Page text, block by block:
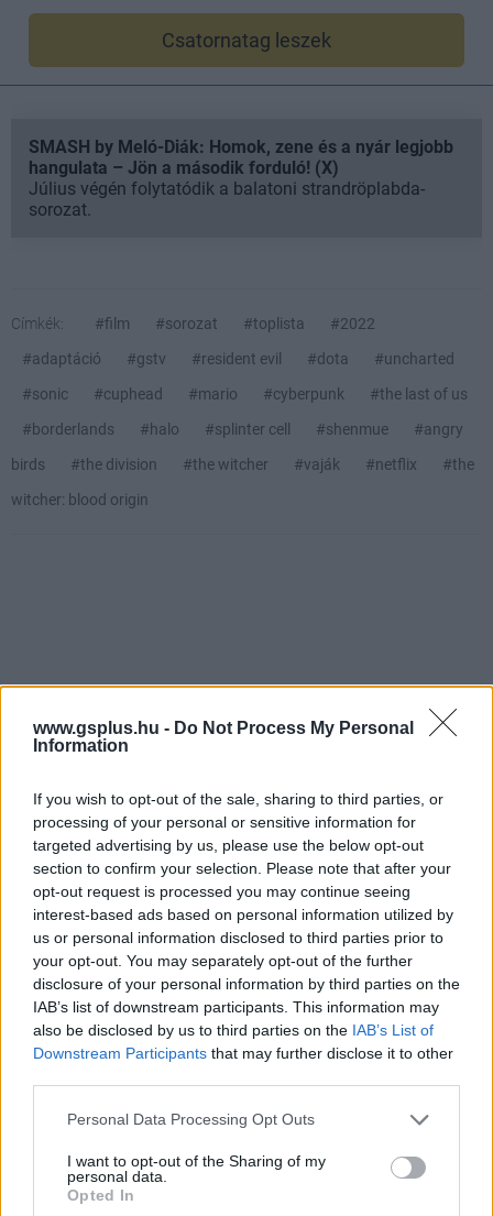
www.gsplus.hu - Do Not Process My Personal
Information
If you wish to opt-out of the sale, sharing to third parties, or
processing of your personal or sensitive information for
targeted advertising by us, please use the below opt-out
section to confirm your selection. Please note that after your
opt-out request is processed you may continue seeing
interest-based ads based on personal information utilized by
us or personal information disclosed to third parties prior to
your opt-out. You may separately opt-out of the further
disclosure of your personal information by third parties on the
IAB’s list of downstream participants. This information may
also be disclosed by us to third parties on the IAB’s List of
Downstream Participants that may further disclose it to other
Please note that this website/app uses one or more Google
not limited to your visit or usage behaviour. You may click to
grant or deny consent to Google and its third-party tags to
use your data for below specified purposes in below Google
Personal Data Processing Opt Outs
I want to opt-out of the Sharing of my
personal data.
Opted In
Csatornatag leszek
SMASH by Meló-Diák: Homok, zene és a nyár legjobb
hangulata – Jön a második forduló! (X)
Július végén folytatódik a balatoni strandröplabda-
sorozat.
Címkék: #film #sorozat #toplista
#2022
#adaptáció
#gstv #resident evil #dota
#uncharted
#sonic
#cuphead #mario #cyberpunk
#the last of us
#borderlands
#halo #splinter cell #shenmue
#angry
birds
#the division #the witcher #vaják #netflix
#the
witcher: blood origin
Hozzászólások
A Battlefield 2042 első szezonja
márciusig is várathat magára
Hunter_GS|2021 december 21. 14:44
Egy adatbányász feltúrta a játékosokra váró
kihívásokat, és nagyon úgy néz ki, hogy a DICE
12 hétre tervezte az előszezon hosszát.
Unmute Loaded:
Call of Duty: Vanguard és Warzone
játékosok már